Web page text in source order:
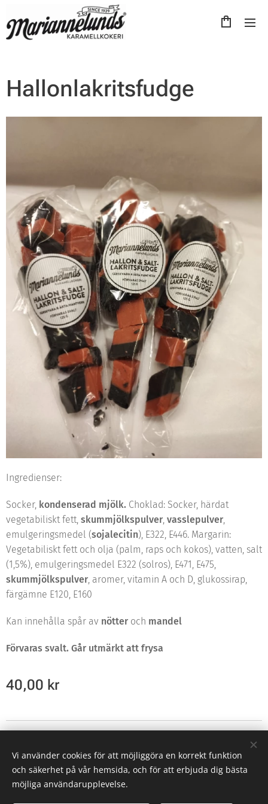
Hallonlakritsfudge
Ingredienser:
Socker, kondenserad mjölk. Choklad: Socker, härdat
vegetabiliskt fett, skummjölkspulver vasslepulver
emulgeringsmedel (sojalecitin), E322, E446. Margarin:
Vegetabiliskt fett och olja (palm, raps och kokos), vatten, salt
(1,5%), emulgeringsmedel E322 (solros), E471, E475,
skummjölkspulver , aromer, vitamin A och D, glukossirap,
färgämne E120, E160
Kan innehålla spår av nötter och mandel
Förvaras svalt. Går utmärkt att frysa
40,00 kr
Skapad med Webnode Cookies
Vi använder cookies för att möjliggöra en korrekt funktion
och säkerhet på vår hemsida, och för att erbjuda dig bästa
möjliga användarupplevelse.